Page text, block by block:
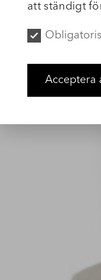
att ständigt
Acceptera